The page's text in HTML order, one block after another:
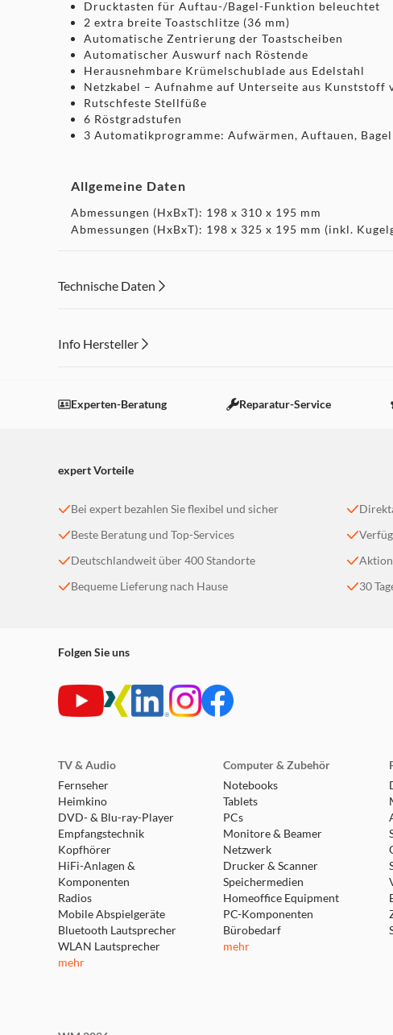
Drucktasten für Auftau-/Bagel-Funktion beleuchtet
2 extra breite Toastschlitze (36 mm)
Automatische Zentrierung der Toastscheiben
Automatischer Auswurf nach Röstende
Herausnehmbare Krümelschublade aus Edelstahl
Netzkabel – Aufnahme auf Unterseite aus Kunststoff
Rutschfeste Stellfüße
6 Röstgradstufen
3 Automatikprogramme: Aufwärmen, Auftauen, Bagel
Allgemeine Daten
Abmessungen (HxBxT): 198 x 310 x 195 mm
Abmessungen (HxBxT): 198 x 325 x 195 mm (inkl.
Kabellänge: 1,0 m
Typ Netzstecker: Schuko
Technische Daten
Info Hersteller
Einstellungen anpassen
Experten-Beratung Reparatur-Service
expert Vorteile
Bei expert bezahlen Sie flexibel und sicher
Beste Beratung und Top-Services
Deutschlandweit über 400 Standorte
Bequeme Lieferung nach Hause
30
Folgen Sie uns
TV & Audio
Fernseher
Heimkino
DVD- & Blu-ray-Player
Empfangstechnik
Kopfhörer
HiFi-Anlagen &
Komponenten
Radios
Mobile Abspielgeräte
Bluetooth Lautsprecher
WLAN Lautsprecher
mehr
Computer & Zubehör
Notebooks
Tablets
PCs
Monitore & Beamer
Netzwerk
Drucker & Scanner
Speichermedien
Homeoffice Equipment
PC-Komponenten
Bürobedarf
mehr